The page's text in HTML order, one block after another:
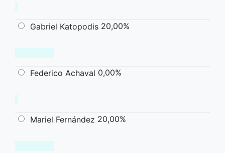
Gabriel Katopodis 20,00%
Federico Achaval 0,00%
Mariel Fernández 20,00%